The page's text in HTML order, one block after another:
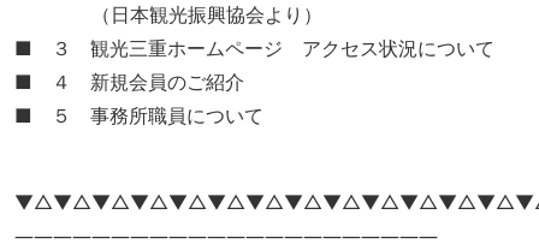
（日本観光振興協会より）
■ ３ 観光三重ホームページ アクセス状況について
■ ４ 新規会員のご紹介
■ ５ 事務所職員について
――――――――――――――――――――――